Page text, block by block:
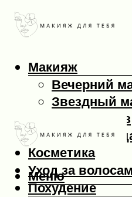
Макияж
Вечерний
Звездный
Макияж глаз
Макияж
Косметика
Уход за
Похудение
Меню